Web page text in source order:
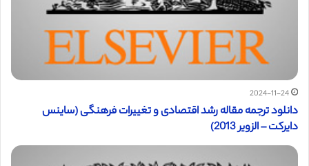
2024-11-24
دانلود ترجمه مقاله رشد اقتصادی و تغییرات فرهنگی (ساینس
دایرکت – الزویر 2013)